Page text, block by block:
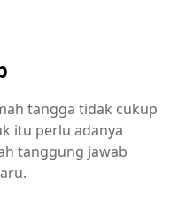
tangga tidak cukup
itu perlu adanya
tanggung jawab